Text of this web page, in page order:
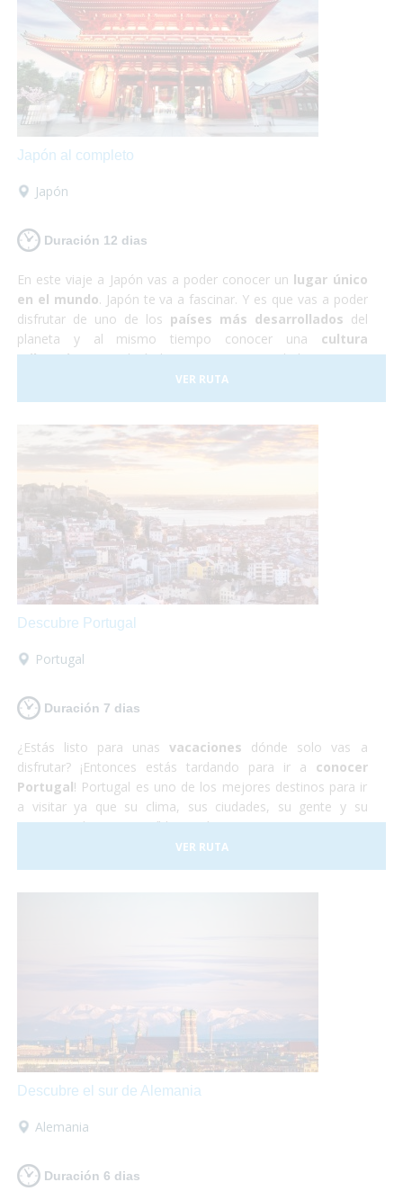
te defraudará! Y no debes preocuparte por nada, ¡Sólo de
disfrutar!
Japón al completo
Japón
Duración 12 dias
En este viaje a Japón vas a poder conocer un lugar único
en el mundo. Japón te va a fascinar. Y es que vas a poder
disfrutar de uno de los países más desarrollados del
planeta y al mismo tiempo conocer una cultura
milenariaque todavía hoy persiste en sus habitantes. En
Japón todo funciona a la perfección, se trata de un país
relativamente pequeño para la cantidad de gente que lo
otras grandes ciudades del mundo. ¡Sí que si lo que buscas
satisfacer todas tus necesidades
el material y la información que requieras para hacer
que estas vacaciones sean las mejores que puedas
tener! Así que escápate a conocer Japón y, ¡Sólo disfruta!
VER RUTA
Descubre Portugal
Portugal
Duración 7 dias
¿Estás listo para unasvacaciones dónde solo vas a
disfrutar? ¡Entonces estás tardando para ir a conocer
Portugal! Portugal es uno de los mejores destinos para ir
a visitar ya que su clima, sus ciudades, su gente y su
gastronomía son increíbles. Así que te proponemos una
viaje para que lo puedas descubrir en su totalidad sobre
tusilla de ruedassin problema alguno. ¡No lo dudes más
VER RUTA
Descubre el sur de Alemania
Alemania
Duración 6 dias